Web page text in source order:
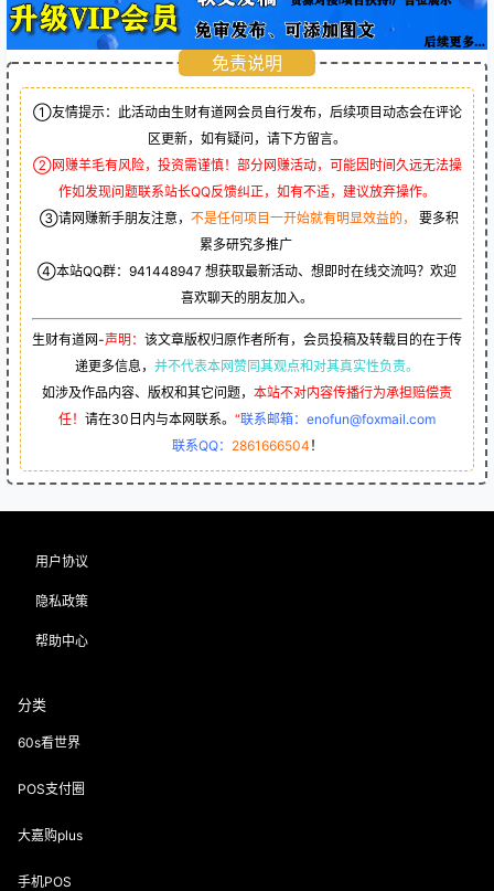
免责说明
①友情提示：此活动由生财有道网会员自行发布，后续项目动态会在评论
区更新，如有疑问，请下方留言。
②网赚羊毛有风险，投资需谨慎！部分网赚活动，可能因时间久远无法操
作如发现问题联系站长QQ反馈纠正，如有不适，建议放弃操作。
③请网赚新手朋友注意， 不是任何项目一开始就有明显效益的，
要多积
累多研究多推广
④本站QQ群： 941448947 想获取最新活动、想即时在线交流吗？欢迎
喜欢聊天的朋友加入。
生财有道网-声明： 该文章版权归原作者所有，会员投稿及转载目的在于传
递更多信息， 并不代表本网赞同其观点和对其真实性负责。
如涉及作品内容、版权和其它问题， 本站不对内容传播行为承担赔偿责
任！ 请在30日内与本网联系。 “联系邮箱：enofun@foxmail.com
联系QQ： 2861666504 ！
用户协议
隐私政策
帮助中心
分类
60s看世界
POS支付圈
大嘉购plus
手机POS